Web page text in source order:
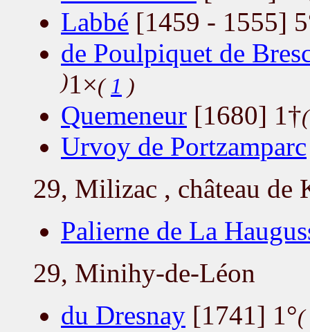
Labbé [1459 - 1555]
de Poulpiquet de
)1×( 1 )
Quemeneur [1680] 1†
Urvoy de Portzamparc
29, Milizac , château de
Palierne de La
29, Minihy-de-Léon
du Dresnay [1741] 1°(